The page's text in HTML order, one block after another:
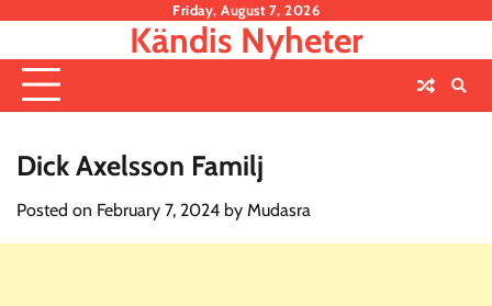
content
Friday, August 7, 2026
Kändis Nyheter
Dick Axelsson Familj
Posted on February 7, 2024 by Mudasra